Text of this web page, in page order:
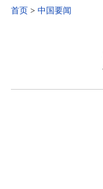
首页 > 中国要闻